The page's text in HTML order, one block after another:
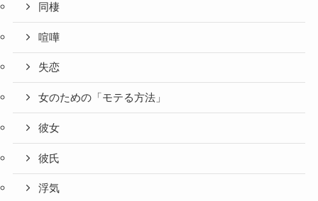
同棲
喧嘩
失恋
女のための「モテる方法」
彼女
彼氏
浮気